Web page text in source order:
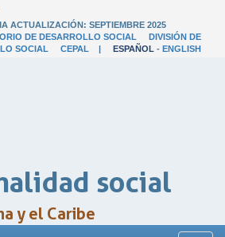
ACTUALIZACIÓN: SEPTIEMBRE 2025
DE DESARROLLO SOCIAL
DIVISIÓN DE
SOCIAL
CEPAL | ESPAÑOL - ENGLISH
social
y el Caribe